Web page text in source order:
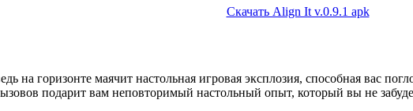
Скачать Align It v.0.9.1 apk
на горизонте маячит настольная игровая эксплозия, способная вас
подарит вам неповторимый настольный опыт, который вы не